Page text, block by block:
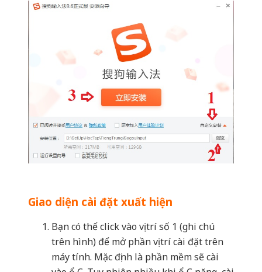
Giao diện cài đặt xuất hiện
Bạn có thể click vào vị trí số 1 (ghi chú
trên hình) để mở phần vị trí cài đặt trên
máy tính. Mặc định là phần mềm sẽ cài